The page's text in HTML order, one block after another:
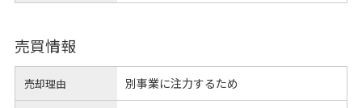
売買情報
売却理由 別事業に注力するため